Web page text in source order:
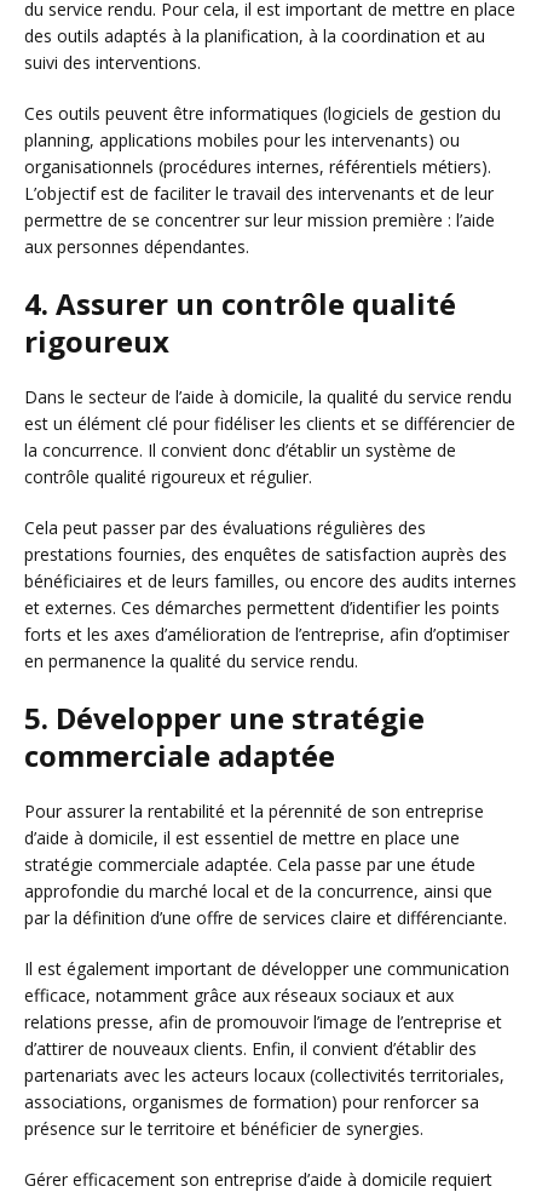
du service rendu. Pour cela, il est important de mettre en place
des outils adaptés à la planification, à la coordination et au
suivi des interventions.
Ces outils peuvent être informatiques (logiciels de gestion du
planning, applications mobiles pour les intervenants) ou
organisationnels (procédures internes, référentiels métiers).
L’objectif est de faciliter le travail des intervenants et de leur
permettre de se concentrer sur leur mission première : l’aide
aux personnes dépendantes.
4. Assurer un contrôle qualité
rigoureux
Dans le secteur de l’aide à domicile, la qualité du service rendu
est un élément clé pour fidéliser les clients et se différencier de
la concurrence. Il convient donc d’établir un système de
contrôle qualité rigoureux et régulier.
Cela peut passer par des évaluations régulières des
prestations fournies, des enquêtes de satisfaction auprès des
bénéficiaires et de leurs familles, ou encore des audits internes
et externes. Ces démarches permettent d’identifier les points
forts et les axes d’amélioration de l’entreprise, afin d’optimiser
en permanence la qualité du service rendu.
5. Développer une stratégie
commerciale adaptée
Pour assurer la rentabilité et la pérennité de son entreprise
d’aide à domicile, il est essentiel de mettre en place une
stratégie commerciale adaptée. Cela passe par une étude
approfondie du marché local et de la concurrence, ainsi que
par la définition d’une offre de services claire et différenciante.
Il est également important de développer une communication
efficace, notamment grâce aux réseaux sociaux et aux
relations presse, afin de promouvoir l’image de l’entreprise et
d’attirer de nouveaux clients. Enfin, il convient d’établir des
partenariats avec les acteurs locaux (collectivités territoriales,
associations, organismes de formation) pour renforcer sa
présence sur le territoire et bénéficier de synergies.
Gérer efficacement son entreprise d’aide à domicile requiert